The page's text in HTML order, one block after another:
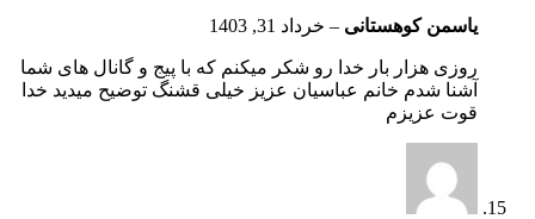
یاسمن کوهستانی – خرداد 31, 1403
روزی هزار بار خدا رو شکر میکنم که با پیج و گانال های شما
آشنا شدم خانم عباسیان عزیز خیلی قشنگ توضیح میدید خدا
قوت عزیزم